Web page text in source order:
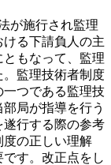
が施行され監理
る下請負人の主
もなって、監理
監理技術者制度
つである監理技
局が指導を行う
行する際の参考
度の正しい理解
す。改正点をし